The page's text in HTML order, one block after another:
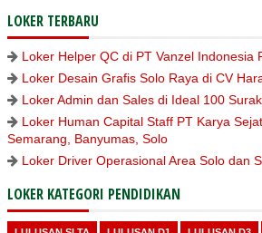
LOKER TERBARU
Loker Helper QC di PT Vanzel Indonesia
Loker Desain Grafis Solo Raya di CV
Loker Admin dan Sales di Ideal 100
Loker Human Capital Staff PT Karya
Semarang, Banyumas, Solo
Loker Driver Operasional Area Solo dan
LOKER KATEGORI PENDIDIKAN